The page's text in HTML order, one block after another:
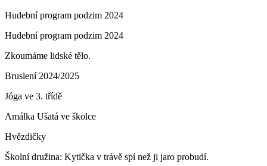
Hudební program podzim 2024
Hudební program podzim 2024
Zkoumáme lidské tělo.
Bruslení 2024/2025
Jóga ve 3. třídě
Amálka Ušatá ve školce
Hvězdičky
Školní družina: Kytička v trávě spí než ji jaro probudí.